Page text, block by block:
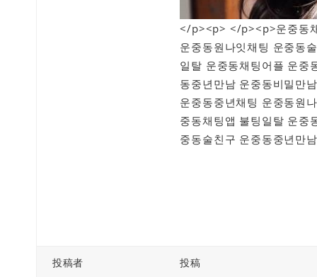
</p><p> </p><p>운중동
운중동원나잇채팅 운중동
일탈 운중동채팅어플 운중
동중년만남 운중동비밀만
운중동중년채팅 운중동원
중동채팅앱 불팅일탈 운중
중동술친구 운중동중년만
投稿者 投稿